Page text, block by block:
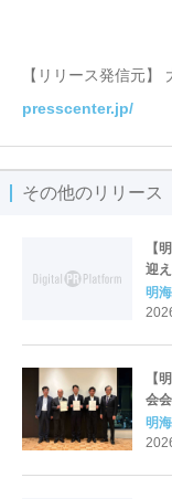
【リリース発信元】
presscenter.jp/
その他のリリース
【
迎
明
【
会
明